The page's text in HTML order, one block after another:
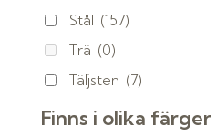
Stål (157)
Trä (0)
Täljsten (7)
Finns i olika färger